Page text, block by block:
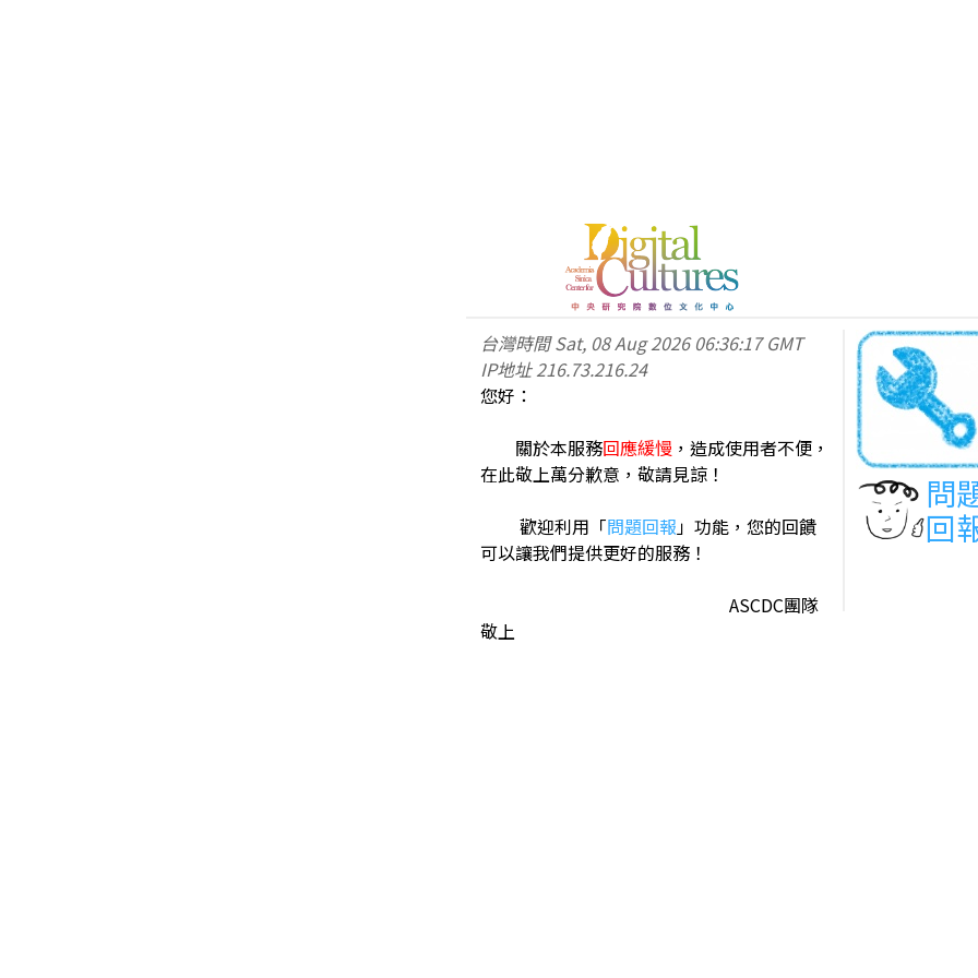
台灣時間Sat, 08 Aug 2026 06:36:17 GMT
IP地址216.73.216.24
您好：
關於本服務回應緩慢 ，造成使用者不便，
在此敬上萬分歉意，敬請見諒！
歡迎利用「問題回報」功能，您的回饋
可以讓我們提供更好的服務！
ASCDC團隊
敬上
問
回